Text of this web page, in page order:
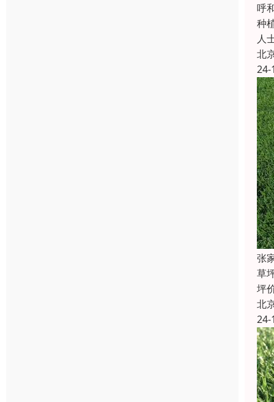
呼
种
人
北
24-
张
草
坪
北
24-